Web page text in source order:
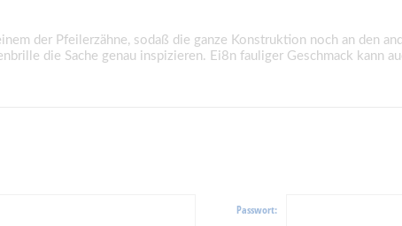
der Pfeilerzähne, sodaß die ganze Konstruktion noch an den
die Sache genau inspizieren. Ei8n fauliger Geschmack kann
Passwort: